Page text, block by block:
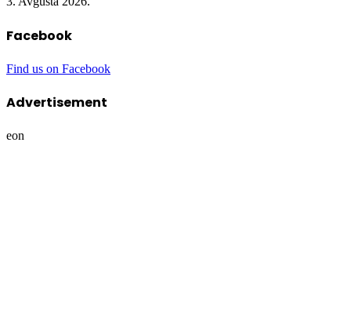
Facebook
Find us on Facebook
Advertisement
eon